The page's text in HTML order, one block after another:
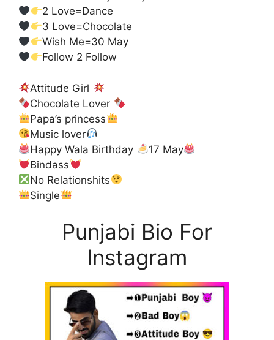
2 Love=Dance
3 Love=Chocolate
Wish Me=30 May
Follow 2 Follow
Attitude Girl
Chocolate Lover
Papa’s princess
Music lover
Happy Wala Birthday
17 May
Bindass
No Relationshits
Single
Punjabi Bio For
Instagram